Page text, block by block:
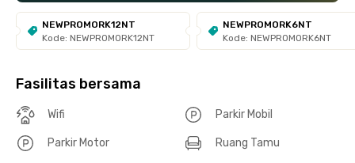
NEWPROMORK12NT
Kode: NEWPROMORK12NT
NEWPROMORK6NT
Kode: NEWPROMORK6NT
Fasilitas bersama
Wifi Parkir Mobil
Parkir Motor Ruang Tamu